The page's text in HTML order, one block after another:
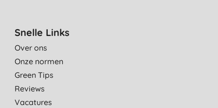
Snelle Links
Over ons
Onze normen
Green Tips
Reviews
Vacatures